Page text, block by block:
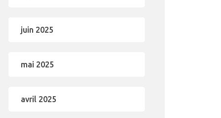
juin 2025
mai 2025
avril 2025